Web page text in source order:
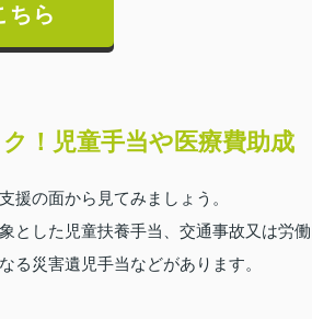
ちら
！児童手当や医療費助成
援の面から見てみましょう。
とした児童扶養手当、交通事故又は労働
る災害遺児手当などがあります。